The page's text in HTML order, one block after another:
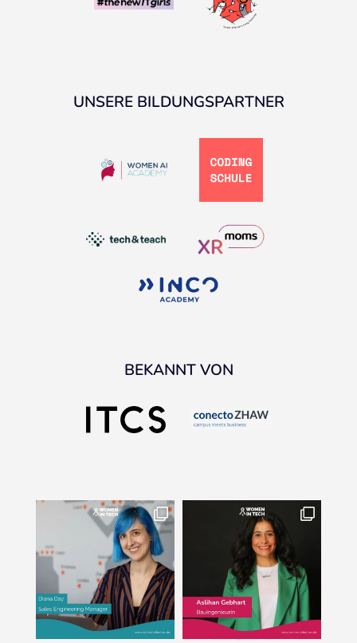
UNSERE BILDUNGSPARTNER
BEKANNT VON